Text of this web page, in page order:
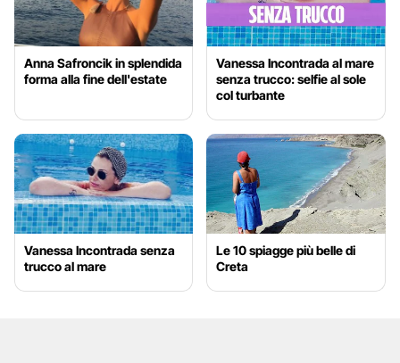
Anna Safroncik in splendida
forma alla fine dell'estate
Vanessa Incontrada al mare
senza trucco: selfie al sole
col turbante
Vanessa Incontrada senza
trucco al mare
Le 10 spiagge più belle di
Creta